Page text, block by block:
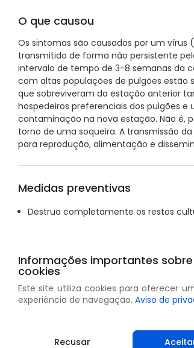
O que causou
Os sintomas são causados por um vírus
transmitido de forma não persistente
intervalo de tempo de 3-8 semanas da
com altas populações de pulgões estão
que sobreviveram da estação anterior
hospedeiros preferenciais dos pulgões
contaminação na nova estação. Não é,
torno de uma soqueira. A transmissão
para reprodução, alimentação e
Medidas preventivas
Destrua completamente os restos
Controle algodoeiros voluntários nas
Evite o uso excessivo de produtos
resistência da praga.
Monitore regularmente o algodoeiro
campo.
Controle as populações de formigas
Informações importantes sobre
cookies
Este site utiliza cookies para oferecer
experiência de navegação. Aviso de
Recusar